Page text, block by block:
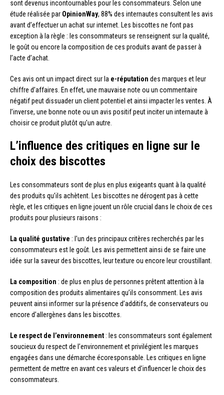
sont devenus incontournables pour les consommateurs. Selon une
étude réalisée par OpinionWay, 88% des internautes consultent les avis
avant d’effectuer un achat sur internet. Les biscottes ne font pas
exception à la règle : les consommateurs se renseignent sur la qualité,
le goût ou encore la composition de ces produits avant de passer à
l’acte d’achat.
Ces avis ont un impact direct sur la e-réputation des marques et leur
chiffre d’affaires. En effet, une mauvaise note ou un commentaire
négatif peut dissuader un client potentiel et ainsi impacter les ventes. À
l’inverse, une bonne note ou un avis positif peut inciter un internaute à
choisir ce produit plutôt qu’un autre.
L’influence des critiques en ligne sur le
choix des biscottes
Les consommateurs sont de plus en plus exigeants quant à la qualité
des produits qu’ils achètent. Les biscottes ne dérogent pas à cette
règle, et les critiques en ligne jouent un rôle crucial dans le choix de ces
produits pour plusieurs raisons :
La qualité gustative : l’un des principaux critères recherchés par les
consommateurs est le goût. Les avis permettent ainsi de se faire une
idée sur la saveur des biscottes, leur texture ou encore leur croustillant.
La composition : de plus en plus de personnes prêtent attention à la
composition des produits alimentaires qu’ils consomment. Les avis
peuvent ainsi informer sur la présence d’additifs, de conservateurs ou
encore d’allergènes dans les biscottes.
Le respect de l’environnement : les consommateurs sont également
soucieux du respect de l’environnement et privilégient les marques
engagées dans une démarche écoresponsable. Les critiques en ligne
permettent de mettre en avant ces valeurs et d’influencer le choix des
consommateurs.